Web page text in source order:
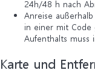
24h/48 h nach
Anreise
in einer mit Code
Aufenthalts muss
Karte und